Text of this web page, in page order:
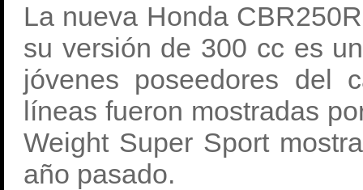
La nueva Honda
su versión de 300 cc es
jóvenes poseedores del
líneas fueron mostradas
Weight Super Sport
año pasado.